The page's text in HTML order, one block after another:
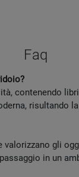
Faq
contenendo
risultando
gli
in un